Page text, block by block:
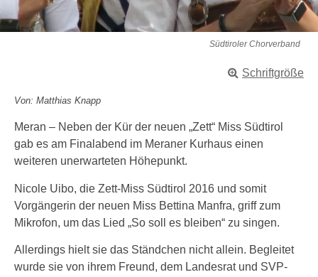
Südtiroler Chorverband
Schriftgröße
Von: Matthias Knapp
Meran – Neben der Kür der neuen „Zett“ Miss Südtirol
gab es am Finalabend im Meraner Kurhaus einen
weiteren unerwarteten Höhepunkt.
Nicole Uibo, die Zett-Miss Südtirol 2016 und somit
Vorgängerin der neuen Miss Bettina Manfra, griff zum
Mikrofon, um das Lied „So soll es bleiben“ zu singen.
Allerdings hielt sie das Ständchen nicht allein. Begleitet
wurde sie von ihrem Freund, dem Landesrat und SVP-